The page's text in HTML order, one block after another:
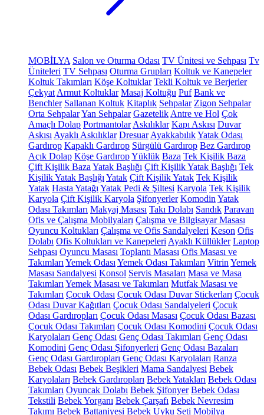
MOBİLYA Salon ve Oturma Odası TV Ünitesi ve Sehpası Tv
Üniteleri TV Sehpası Oturma Grupları Koltuk ve Kanepeler
Koltuk Takımları Köşe Koltuklar Tekli Koltuk ve Berjerler
Çekyat Armut Koltuklar Masaj Koltuğu Puf Bank ve
Benchler Sallanan Koltuk Kitaplık Sehpalar Zigon Sehpalar
Orta SehpalarYan Sehpalar Gazetelik Antre ve Hol Çok
Amaçlı Dolap Portmantolar Askılıklar Kapı Askısı Duvar
Askısı Ayaklı Askılıklar Dresuar AyakkabılıkYatak Odası
Gardırop Kapaklı Gardırop Sürgülü Gardırop Bez Gardırop
Açık Dolap Köşe GardıropYüklük Baza Tek Kişilik Baza
Çift Kişilik Baza Yatak Başlığı Çift Kişilik Yatak Başlığı Tek
Kişilik Yatak Başlığı Yatak Çift Kişilik Yatak Tek Kişilik
Yatak Hasta Yatağı Yatak Pedi & Şiltesi Karyola Tek Kişilik
Karyola Çift Kişilik Karyola Şifonyerler Komodin Yatak
Odası Takımları Makyaj Masası Takı Dolabı Sandık Paravan
Ofis ve Çalışma Mobilyaları Çalışma ve Bilgisayar Masası
Oyuncu Koltukları Çalışma ve Ofis Sandalyeleri Keson Ofis
Dolabı Ofis Koltukları ve Kanepeleri Ayaklı Küllükler Laptop
Sehpası Oyuncu Masası Toplantı Masası Ofis Masası ve
Takımları Yemek Odası Yemek Odası Takımları Vitrin Yemek
Masası Sandalyesi Konsol Servis Masaları Masa ve Masa
Takımları Yemek Masası ve Takımları Mutfak Masası ve
Takımları Çocuk Odası Çocuk Odası Duvar Stickerları Çocuk
Odası Duvar Kağıtları Çocuk Odası Sandalyeleri Çocuk
Odası Gardıropları Çocuk Odası Masası Çocuk Odası Bazası
Çocuk Odası Takımları Çocuk Odası Komodini Çocuk Odası
Karyolaları Genç Odası Genç Odası Takımları Genç Odası
Komodini Genç Odası Şifonyerleri Genç Odası Bazaları
Genç Odası Gardıropları Genç Odası Karyolaları Ranza
Bebek Odası Bebek Beşikleri Mama Sandalyesi Bebek
Karyolaları Bebek Gardıropları Bebek Yatakları Bebek Odası
Takımları Oyuncak Dolabı Bebek Şifonyer Bebek Odası
Tekstili Bebek Yorganı Bebek Çarşafı Bebek Nevresim
Takımı Bebek Battaniyesi Bebek Uyku Seti Mobilya